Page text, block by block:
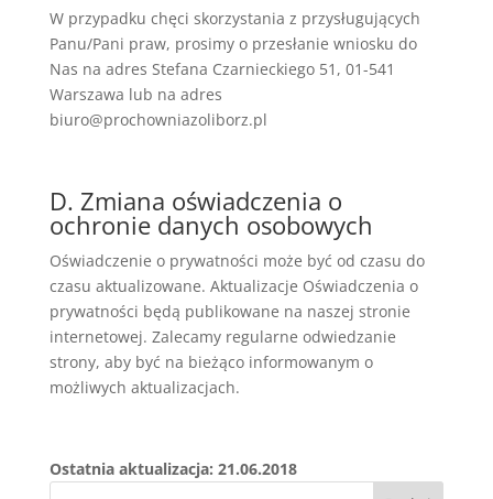
W przypadku chęci skorzystania z przysługujących
Panu/Pani praw, prosimy o przesłanie wniosku do
Nas na adres Stefana Czarnieckiego 51, 01-541
Warszawa lub na adres
biuro@prochowniazoliborz.pl
D. Zmiana oświadczenia o
ochronie danych osobowych
Oświadczenie o prywatności może być od czasu do
czasu aktualizowane. Aktualizacje Oświadczenia o
prywatności będą publikowane na naszej stronie
internetowej. Zalecamy regularne odwiedzanie
strony, aby być na bieżąco informowanym o
możliwych aktualizacjach.
Ostatnia aktualizacja: 21.06.2018